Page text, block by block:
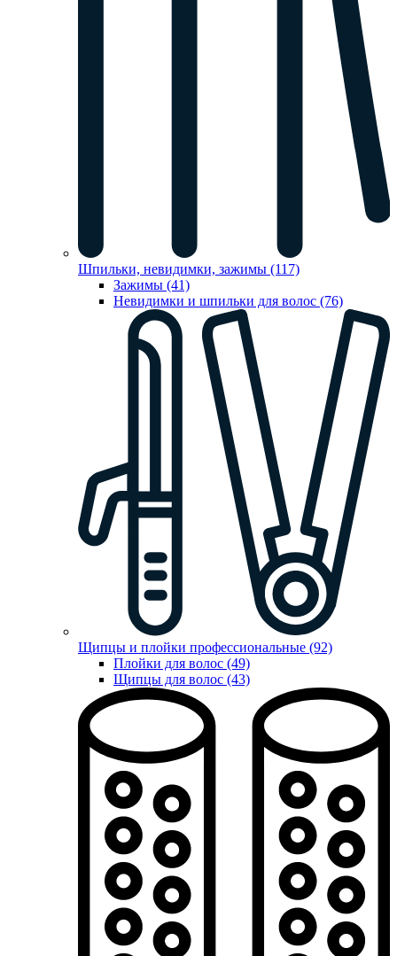
Шпильки, невидимки, зажимы (117)
Зажимы (41)
Невидимки и шпильки для волос (76)
Щипцы и плойки профессиональные (92)
Плойки для волос (49)
Щипцы для волос (43)